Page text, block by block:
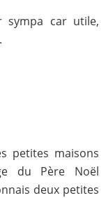
sympa car utile,
petites maisons
du Père Noël
deux petites